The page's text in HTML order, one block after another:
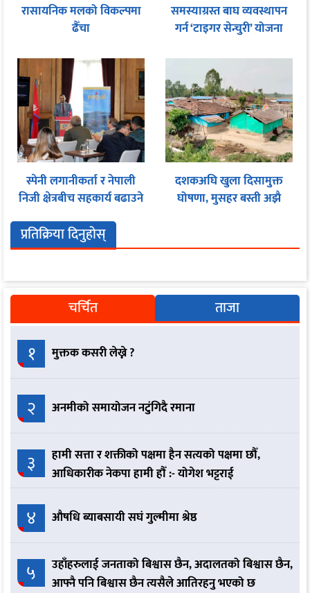
रासायनिक मलको विकल्पमा
ढैँचा
समस्याग्रस्त बाघ व्यवस्थापन
गर्न ‘टाइगर सेन्चुरी’ योजना
स्पेनी लगानीकर्ता र नेपाली
निजी क्षेत्रबीच सहकार्य बढाउने
दशकअघि खुला दिसामुक्त
घोषणा, मुसहर बस्ती अझै
प्रतिक्रिया दिनुहोस्
चर्चित ताजा
१ मुक्तक कसरी लेख्ने ?
२ अनमीको समायोजन नटुंगिदै रमाना
३
हामी सत्ता र शक्तीको पक्षमा हैन सत्यको पक्षमा छौँ,
आधिकारीक नेकपा हामी हौँ :- योगेश भट्टराई
४ औषधि ब्याबसायी सघं गुल्मीमा श्रेष्ठ
५
उहाँहरुलाई जनताको बिश्वास छैन, अदालतको बिश्वास छैन,
आफ्नै पनि बिश्वास छैन त्यसैले आतिरहनु भएको छ